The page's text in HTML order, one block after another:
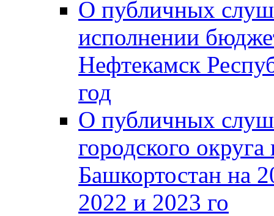
О публичных
исполнении
Нефтекамск
год
О публичных
городского
Башкортостан на
2022 и 2023 го